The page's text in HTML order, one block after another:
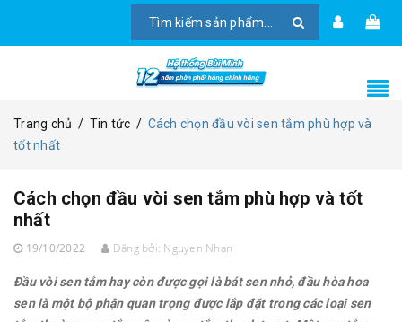
Trang chủ / Tin tức / Cách chọn đầu vòi sen tắm phù hợp và
tốt nhất
Cách chọn đầu vòi sen tắm phù hợp và tốt
nhất
19/10/2022 Đăng bởi: Nguyen Nhan
Đầu vòi sen tắm hay còn được gọi là bát sen nhỏ, đầu hòa hoa
sen là một bộ phận quan trọng được lắp đặt trong các loại sen